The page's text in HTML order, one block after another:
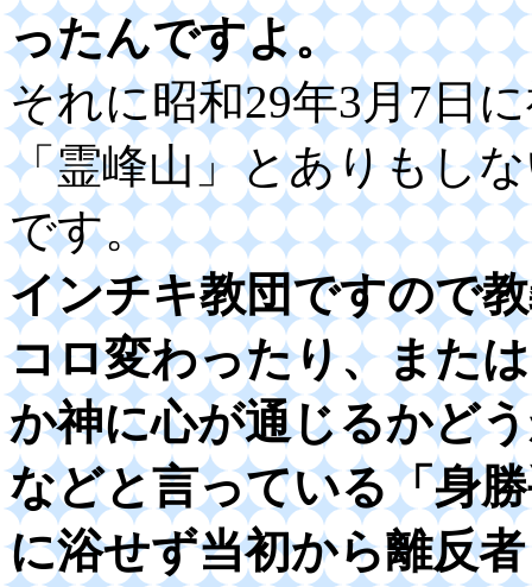
ったんですよ。
それに昭和29年3月7日
「霊峰山」とありもし
です。
インチキ教団ですので
コロ変わったり、また
か神に心が通じるかど
などと言っている「身
に浴せず当初から離反